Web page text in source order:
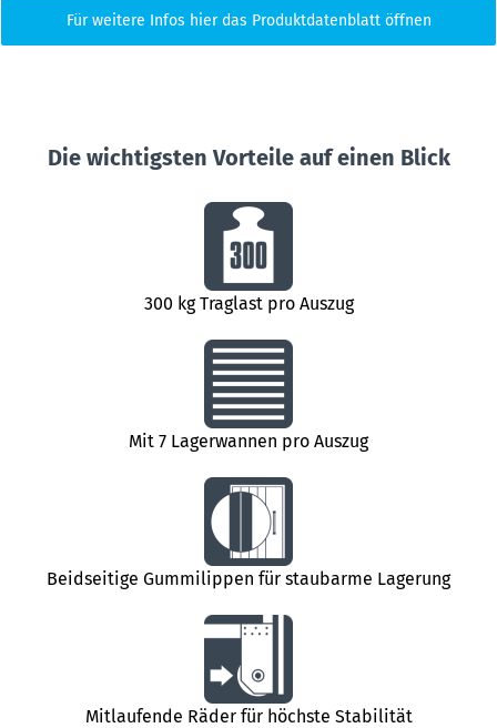
Für weitere Infos hier das Produktdatenblatt öffnen
Die wichtigsten Vorteile auf einen Blick
300 kg Traglast pro Auszug
Mit 7 Lagerwannen pro Auszug
Beidseitige Gummilippen für staubarme Lagerung
Mitlaufende Räder für höchste Stabilität